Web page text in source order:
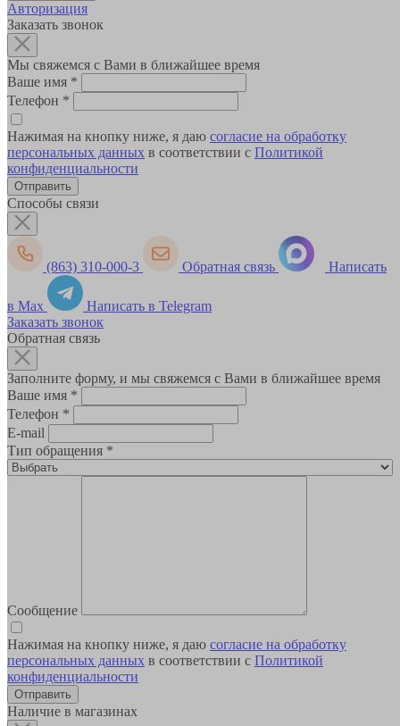
Авторизация
Заказать звонок
Мы свяжемся с Вами в ближайшее время
Ваше имя *
Телефон *
Нажимая на кнопку ниже, я даю согласие на обработку
персональных данных в соответствии с Политикой
конфиденциальности
Способы связи
(863) 310-000-3 Обратная связь Написать
в Max
Написать в Telegram
Заказать звонок
Обратная связь
Заполните форму, и мы свяжемся с Вами в ближайшее время
Ваше имя *
Телефон *
E-mail
Тип обращения *
Сообщение
Нажимая на кнопку ниже, я даю согласие на обработку
персональных данных в соответствии с Политикой
конфиденциальности
Наличие в магазинах